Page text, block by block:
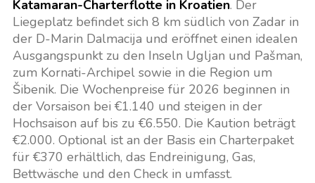
Katamaran-Charterflotte in Kroatien. Der
Liegeplatz befindet sich 8 km südlich von Zadar in
der D-Marin Dalmacija und eröffnet einen idealen
Ausgangspunkt zu den Inseln Ugljan und Pašman,
zum Kornati-Archipel sowie in die Region um
Šibenik. Die Wochenpreise für 2026 beginnen in
der Vorsaison bei €1.140 und steigen in der
Hochsaison auf bis zu €6.550. Die Kaution beträgt
€2.000. Optional ist an der Basis ein Charterpaket
für €370 erhältlich, das Endreinigung, Gas,
Bettwäsche und den Check in umfasst.